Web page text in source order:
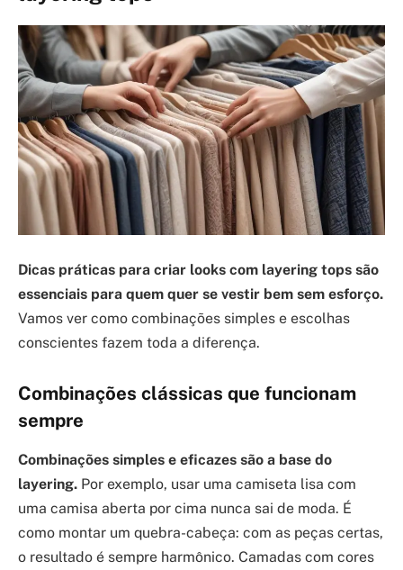
Dicas práticas para criar looks com layering tops são
essenciais para quem quer se vestir bem sem esforço.
Vamos ver como combinações simples e escolhas
conscientes fazem toda a diferença.
Combinações clássicas que funcionam
sempre
Combinações simples e eficazes são a base do
layering. Por exemplo, usar uma camiseta lisa com
uma camisa aberta por cima nunca sai de moda. É
como montar um quebra-cabeça: com as peças certas,
o resultado é sempre harmônico. Camadas com cores